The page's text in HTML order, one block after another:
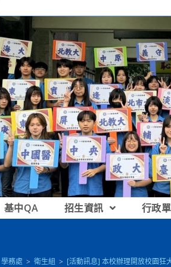
基中QA 招生資訊 行政
學務處 > 衛生組 > [活動訊息] 本校辦理開放校園狂